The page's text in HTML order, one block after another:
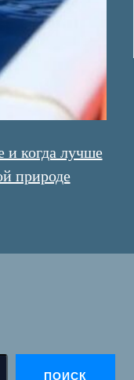
ПОИСК
и когда лучше
природе